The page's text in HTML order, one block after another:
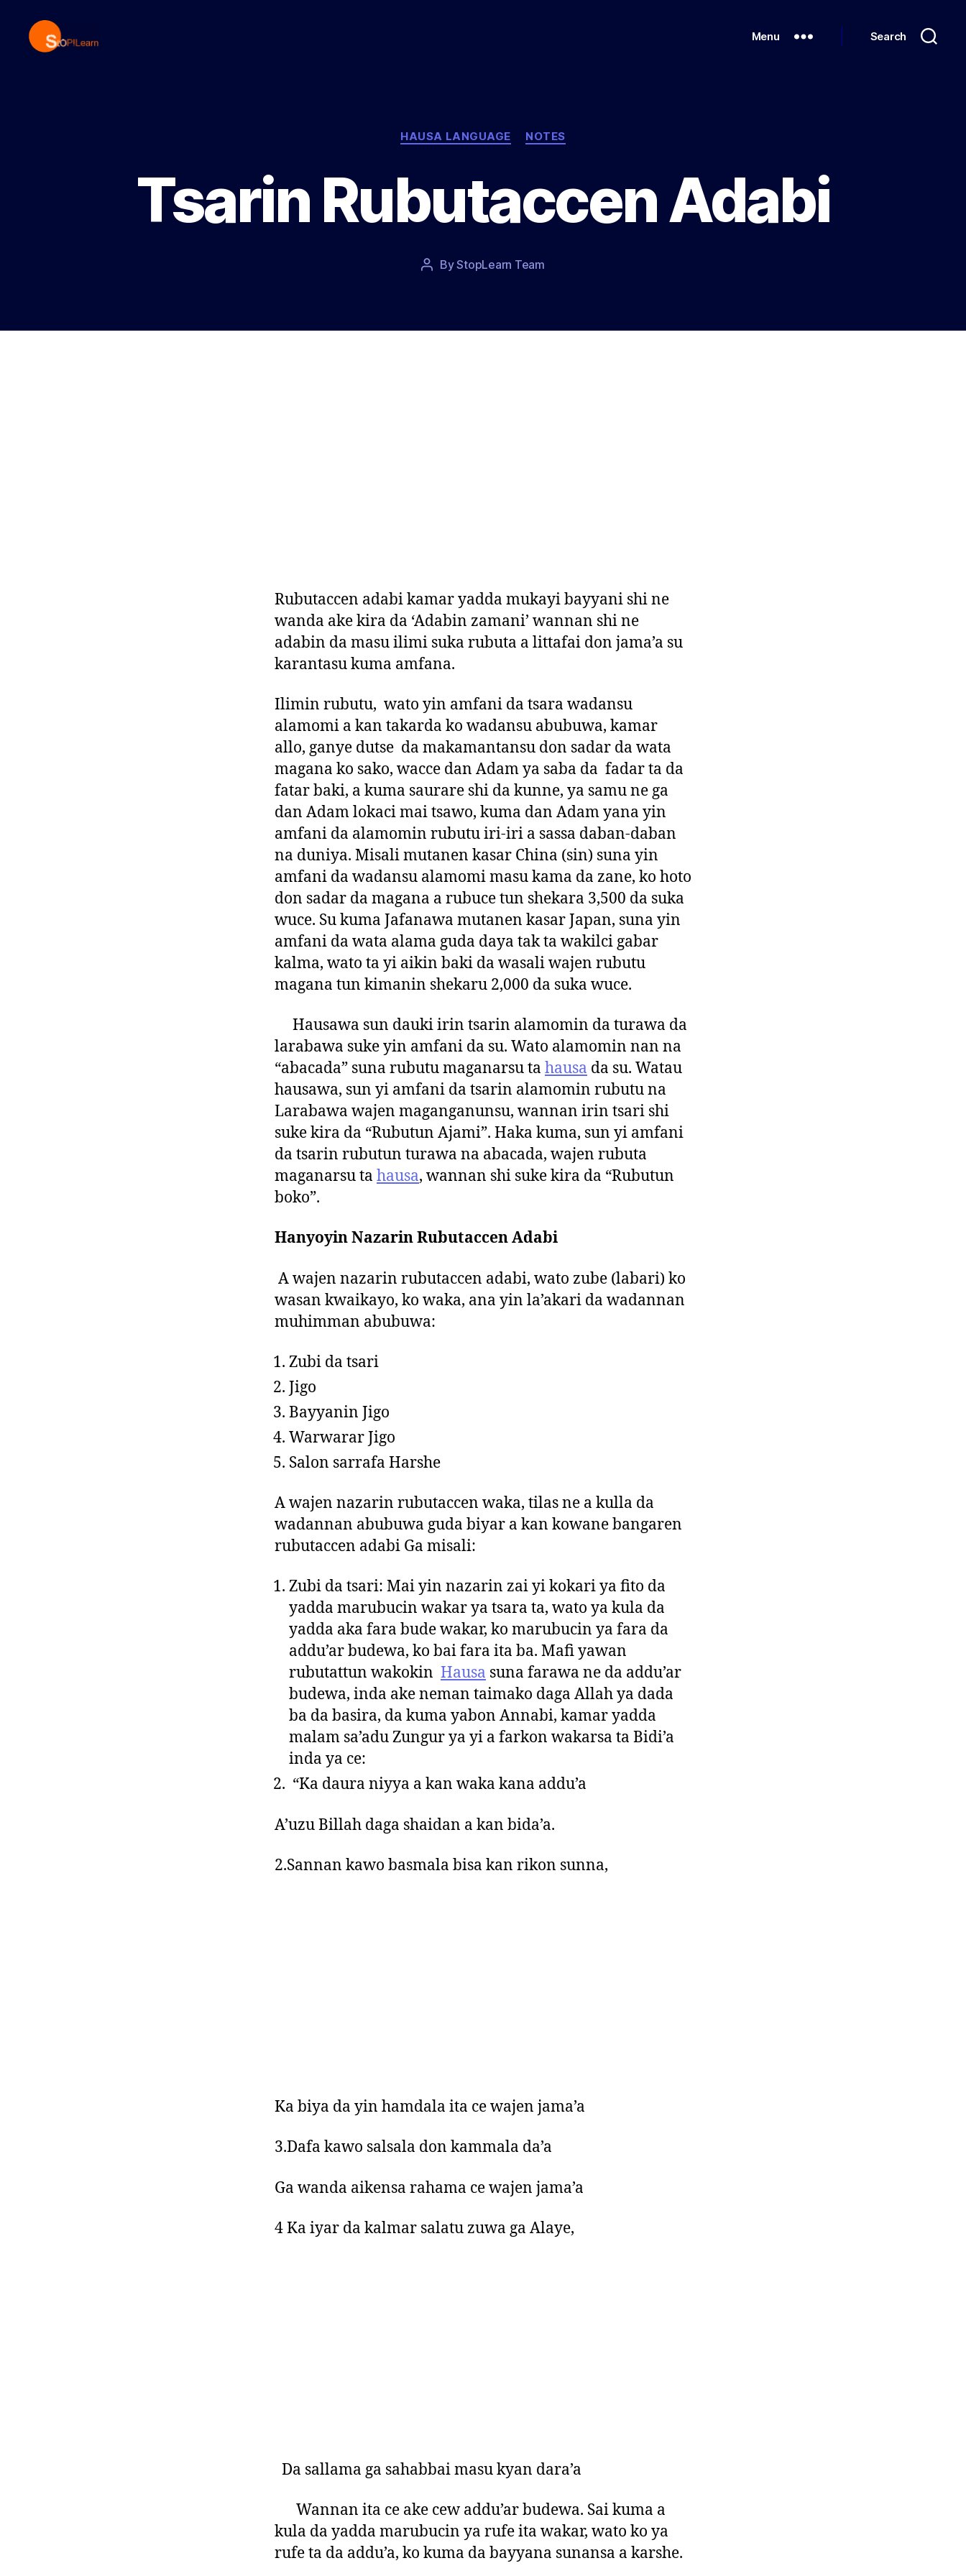
Menu Search
Categories
HAUSA LANGUAGE NOTES
Tsarin Rubutaccen Adabi
PostByStopLearn Team
Post
Rubutaccen adabi kamar yadda mukayi bayyani shi ne
wanda ake kira da ‘Adabin zamani’ wannan shi ne
adabin da masu ilimi suka rubuta a littafai don jama’a su
karantasu kuma amfana.
Ilimin rubutu, wato yin amfani da tsara wadansu
alamomi a kan takarda ko wadansu abubuwa, kamar
allo, ganye dutse da makamantansu don sadar da wata
magana ko sako, wacce dan Adam ya saba da fadar ta da
fatar baki, a kuma saurare shi da kunne, ya samu ne ga
dan Adam lokaci mai tsawo, kuma dan Adam yana yin
amfani da alamomin rubutu iri-iri a sassa daban-daban
na duniya. Misali mutanen kasar China (sin) suna yin
amfani da wadansu alamomi masu kama da zane, ko hoto
don sadar da magana a rubuce tun shekara 3,500 da suka
wuce. Su kuma Jafanawa mutanen kasar Japan, suna yin
amfani da wata alama guda daya tak ta wakilci gabar
kalma, wato ta yi aikin baki da wasali wajen rubutu
magana tun kimanin shekaru 2,000 da suka wuce.
Hausawa sun dauki irin tsarin alamomin da turawa da
larabawa suke yin amfani da su. Wato alamomin nan na
“abacada” suna rubutu maganarsu ta hausa da su. Watau
hausawa, sun yi amfani da tsarin alamomin rubutu na
Larabawa wajen maganganunsu, wannan irin tsari shi
suke kira da “Rubutun Ajami”. Haka kuma, sun yi amfani
da tsarin rubutun turawa na abacada, wajen rubuta
maganarsu ta hausa, wannan shi suke kira da “Rubutun
boko”.
Hanyoyin Nazarin Rubutaccen Adabi
A wajen nazarin rubutaccen adabi, wato zube (labari) ko
wasan kwaikayo, ko waka, ana yin la’akari da wadannan
muhimman abubuwa:
Zubi da tsari
Jigo
Bayyanin Jigo
Warwarar Jigo
Salon sarrafa Harshe
A wajen nazarin rubutaccen waka, tilas ne a kulla da
wadannan abubuwa guda biyar a kan kowane bangaren
rubutaccen adabi Ga misali:
Zubi da tsari: Mai yin nazarin zai yi kokari ya fito da
yadda marubucin wakar ya tsara ta, wato ya kula da
yadda aka fara bude wakar, ko marubucin ya fara da
addu’ar budewa, ko bai fara ita ba. Mafi yawan
rubutattun wakokin Hausa suna farawa ne da addu’ar
budewa, inda ake neman taimako daga Allah ya dada
ba da basira, da kuma yabon Annabi, kamar yadda
malam sa’adu Zungur ya yi a farkon wakarsa ta Bidi’a
inda ya ce:
“Ka daura niyya a kan waka kana addu’a
A’uzu Billah daga shaidan a kan bida’a.
2.Sannan kawo basmala bisa kan rikon sunna,
Ka biya da yin hamdala ita ce wajen jama’a
3.Dafa kawo salsala don kammala da’a
Ga wanda aikensa rahama ce wajen jama’a
4 Ka iyar da kalmar salatu zuwa ga Alaye,
Da sallama ga sahabbai masu kyan dara’a
Wannan ita ce ake cew addu’ar budewa. Sai kuma a
kula da yadda marubucin ya rufe ita wakar, wato ko ya
rufe ta da addu’a, ko kuma da bayyana sunansa a karshe.